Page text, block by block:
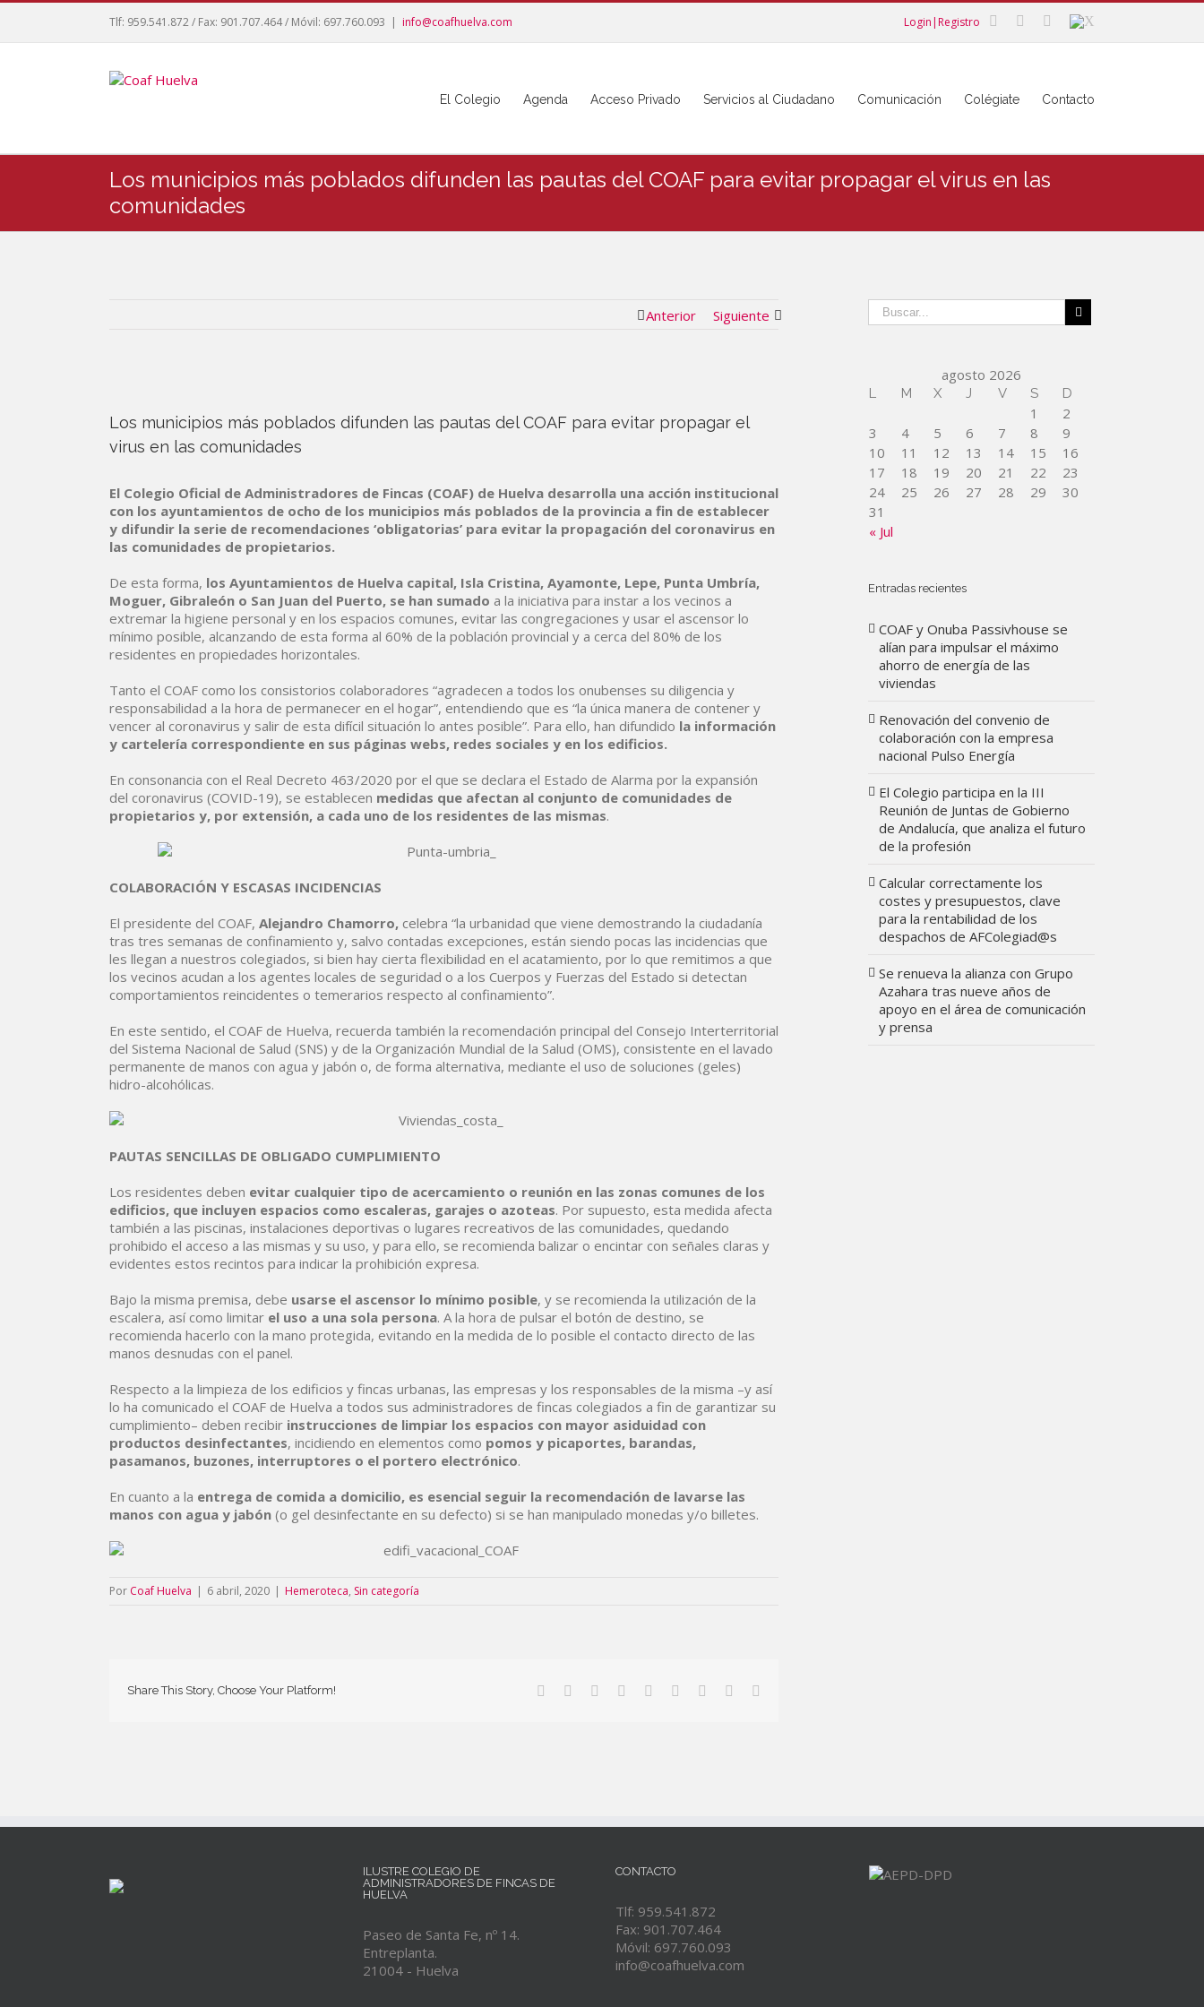
Tlf: 959.541.872 / Fax: 901.707.464 / Móvil: 697.760.093 | info@coafhuelva.com Login|Registro
El Colegio Agenda Acceso Privado Servicios al Ciudadano Comunicación Colégiate Contacto
Los municipios más poblados difunden las pautas del COAF para evitar propagar el virus en las
comunidades
Anterior Siguiente
Los municipios más poblados difunden las pautas del COAF para evitar propagar el
virus en las comunidades
El Colegio Oficial de Administradores de Fincas (COAF) de Huelva desarrolla una acción institucional
con los ayuntamientos de ocho de los municipios más poblados de la provincia a fin de establecer
y difundir la serie de recomendaciones ‘obligatorias’ para evitar la propagación del coronavirus en
las comunidades de propietarios.
De esta forma, los Ayuntamientos de Huelva capital, Isla Cristina, Ayamonte, Lepe, Punta Umbría,
Moguer, Gibraleón o San Juan del Puerto, se han sumado a la iniciativa para instar a los vecinos a
extremar la higiene personal y en los espacios comunes, evitar las congregaciones y usar el ascensor lo
mínimo posible, alcanzando de esta forma al 60% de la población provincial y a cerca del 80% de los
residentes en propiedades horizontales.
Tanto el COAF como los consistorios colaboradores “agradecen a todos los onubenses su diligencia y
responsabilidad a la hora de permanecer en el hogar”, entendiendo que es “la única manera de contener y
vencer al coronavirus y salir de esta difícil situación lo antes posible”. Para ello, han difundido la información
y cartelería correspondiente en sus páginas webs, redes sociales y en los edificios.
En consonancia con el Real Decreto 463/2020 por el que se declara el Estado de Alarma por la expansión
del coronavirus (COVID-19), se establecen medidas que afectan al conjunto de comunidades de
propietarios y, por extensión, a cada uno de los residentes de las mismas.
COLABORACIÓN Y ESCASAS INCIDENCIAS
El presidente del COAF, Alejandro Chamorro, celebra “la urbanidad que viene demostrando la ciudadanía
tras tres semanas de confinamiento y, salvo contadas excepciones, están siendo pocas las incidencias que
les llegan a nuestros colegiados, si bien hay cierta flexibilidad en el acatamiento, por lo que remitimos a que
los vecinos acudan a los agentes locales de seguridad o a los Cuerpos y Fuerzas del Estado si detectan
comportamientos reincidentes o temerarios respecto al confinamiento”.
En este sentido, el COAF de Huelva, recuerda también la recomendación principal del Consejo Interterritorial
del Sistema Nacional de Salud (SNS) y de la Organización Mundial de la Salud (OMS), consistente en el lavado
permanente de manos con agua y jabón o, de forma alternativa, mediante el uso de soluciones (geles)
hidro-alcohólicas.
PAUTAS SENCILLAS DE OBLIGADO CUMPLIMIENTO
Los residentes deben evitar cualquier tipo de acercamiento o reunión en las zonas comunes de los
edificios, que incluyen espacios como escaleras, garajes o azoteas. Por supuesto, esta medida afecta
también a las piscinas, instalaciones deportivas o lugares recreativos de las comunidades, quedando
prohibido el acceso a las mismas y su uso, y para ello, se recomienda balizar o encintar con señales claras y
evidentes estos recintos para indicar la prohibición expresa.
Bajo la misma premisa, debe usarse el ascensor lo mínimo posible, y se recomienda la utilización de la
escalera, así como limitar el uso a una sola persona. A la hora de pulsar el botón de destino, se
recomienda hacerlo con la mano protegida, evitando en la medida de lo posible el contacto directo de las
manos desnudas con el panel.
Respecto a la limpieza de los edificios y fincas urbanas, las empresas y los responsables de la misma –y así
lo ha comunicado el COAF de Huelva a todos sus administradores de fincas colegiados a fin de garantizar su
cumplimiento– deben recibir instrucciones de limpiar los espacios con mayor asiduidad con
productos desinfectantes, incidiendo en elementos como pomos y picaportes, barandas,
pasamanos, buzones, interruptores o el portero electrónico.
En cuanto a la entrega de comida a domicilio, es esencial seguir la recomendación de lavarse las
manos con agua y jabón (o gel desinfectante en su defecto) si se han manipulado monedas y/o billetes.
Por Coaf Huelva | 6 abril, 2020 | Hemeroteca, Sin categoría
Share This Story, Choose Your Platform!
agosto 2026
L M X J V S D
« Jul
1
2
3
4 5 6 7 8
9
10
11 12 13 14 15
16
17
18 19 20 21 22
23
24
25 26 27 28 29
30
31
Entradas recientes
COAF y Onuba Passivhouse se
alían para impulsar el máximo
ahorro de energía de las
viviendas
Renovación del convenio de
colaboración con la empresa
nacional Pulso Energía
El Colegio participa en la III
Reunión de Juntas de Gobierno
de Andalucía, que analiza el futuro
de la profesión
Calcular correctamente los
costes y presupuestos, clave
para la rentabilidad de los
despachos de AFColegiad@s
Se renueva la alianza con Grupo
Azahara tras nueve años de
apoyo en el área de comunicación
y prensa
ILUSTRE COLEGIO DE
ADMINISTRADORES DE FINCAS DE
HUELVA
Paseo de Santa Fe, nº 14.
Entreplanta.
21004 - Huelva
CONTACTO
Tlf: 959.541.872
Fax: 901.707.464
Móvil: 697.760.093
info@coafhuelva.com